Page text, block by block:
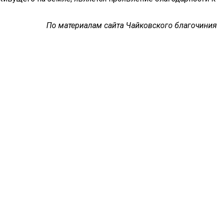
По материалам сайта Чайковского благочиния